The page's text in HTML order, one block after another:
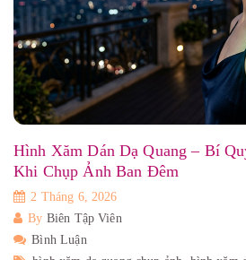
Hình Xăm Dán Dạ Quang – Bí
Khi Chụp Ảnh Ban Đêm
2 Tháng 6, 2026
By Biên Tập Viên
Bình Luận